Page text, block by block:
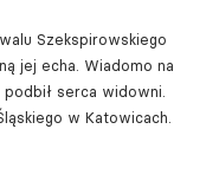
Szekspirowskiego
jej echa. Wiadomo na
serca widowni.
w Katowicach.